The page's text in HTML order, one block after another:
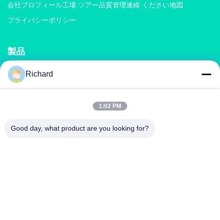
会社プロフィール工場 ツアー品質管理連絡 ください地図
プライバシーポリシー
製品
堆肥化肥機化成肥料生産ライン
BB肥料の生産ライン二重ローラー肥料の造粒機
Richard
1:02 PM
Good day, what product are you looking for?